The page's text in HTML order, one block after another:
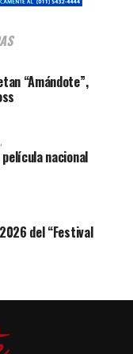
“Amándote”,
nacional
del “Festival